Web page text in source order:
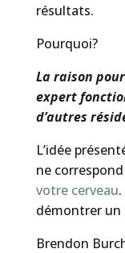
résultats.
Pourquoi?
La raison
expert
d’autres
L’idée
ne
votre cerveau
démontrer un
Brendon